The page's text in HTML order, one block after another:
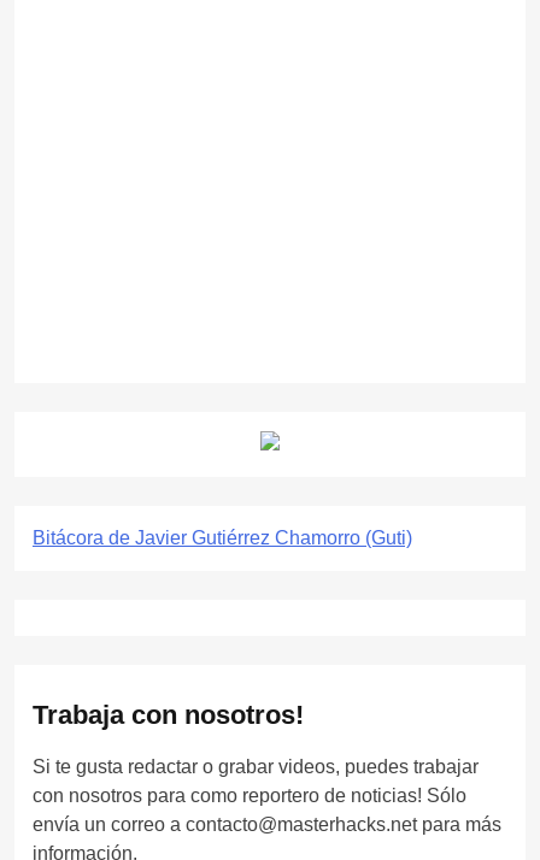
Bitácora de Javier Gutiérrez Chamorro (Guti)
Trabaja con nosotros!
Si te gusta redactar o grabar videos, puedes trabajar
con nosotros para como reportero de noticias! Sólo
envía un correo a contacto@masterhacks.net para más
información.